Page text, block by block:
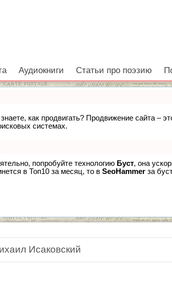
Аудиокниги Статьи про поэзию
как продвигать? Продвижение сайта –
системах.
попробуйте технологию Буст, она
в Топ10 за месяц, то в SeoHammer за
Исаковский
всемирной литературы. Серия